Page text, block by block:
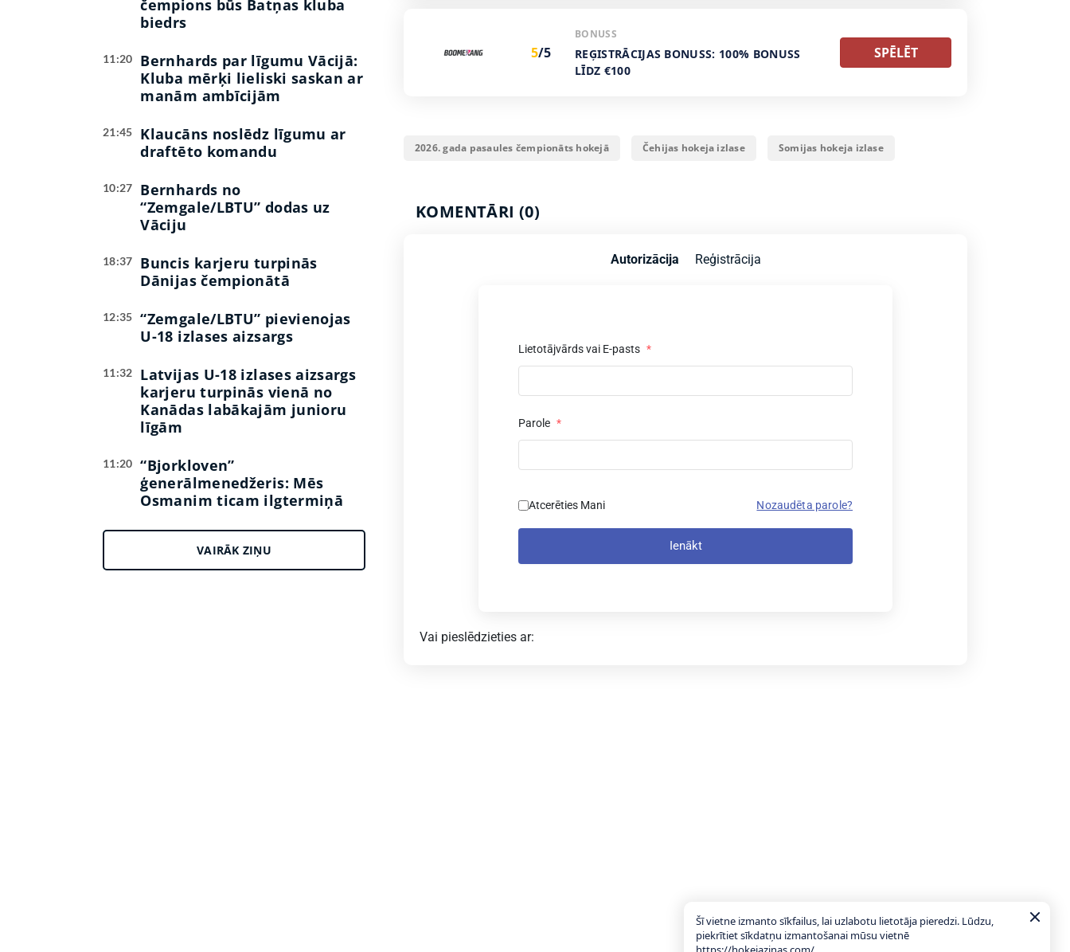
čempions būs Batņas kluba
biedrs
11:20
Bernhards par līgumu Vācijā:
Kluba mērķi lieliski saskan ar
manām ambīcijām
21:45
Klaucāns noslēdz līgumu ar
draftēto komandu
10:27
Bernhards no
“Zemgale/LBTU” dodas uz
Vāciju
18:37
Buncis karjeru turpinās
Dānijas čempionātā
12:35
“Zemgale/LBTU” pievienojas
U-18 izlases aizsargs
11:32
Latvijas U-18 izlases aizsargs
karjeru turpinās vienā no
Kanādas labākajām junioru
līgām
11:20
“Bjorkloven”
ģenerālmenedžeris: Mēs
Osmanim ticam ilgtermiņā
VAIRĀK ZIŅU
5/5
BONUSS
REĢISTRĀCIJAS BONUSS: 100% BONUSS
LĪDZ €100
SPĒLĒT
2026. gada pasaules čempionāts hokejā Čehijas hokeja izlase Somijas hokeja izlase
KOMENTĀRI (0)
Autorizācija Reģistrācija
Lietotājvārds vai E-pasts *
Parole *
Atcerēties Mani Nozaudēta parole?
Ienākt
Vai pieslēdzieties ar:
Šī vietne izmanto sīkfailus, lai uzlabotu lietotāja pieredzi. Lūdzu,
piekrītiet sīkdatņu izmantošanai mūsu vietnē